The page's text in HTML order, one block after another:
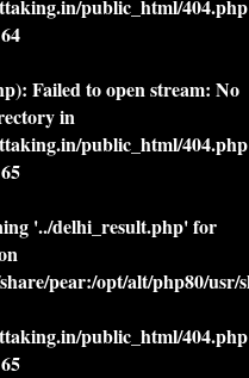
public_html/404.php
64
Failed to open stream: No
in
public_html/404.php
65
'../delhi_result.php' for
pear:/opt/alt/php80/
public_html/404.php
65